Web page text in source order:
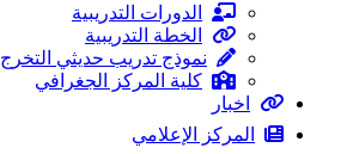
الدورات التدريبية
الخطة التدريبية
نموذج تدريب حديثي التخرج
كلية المركز الجغرافي
اخبار
المركز الإعلامي